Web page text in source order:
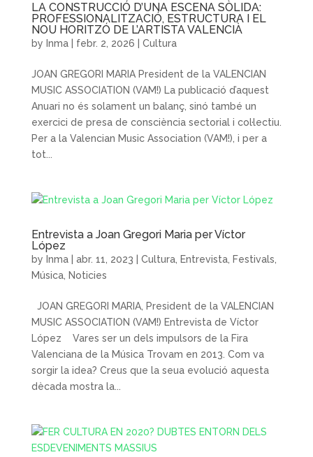
LA CONSTRUCCIÓ D’UNA ESCENA SÒLIDA:
PROFESSIONALITZACIÓ, ESTRUCTURA I EL
NOU HORITZÓ DE L’ARTISTA VALENCIÀ
by Inma| febr. 2, 2026 Cultura
JOAN GREGORI MARIA President de la VALENCIAN
MUSIC ASSOCIATION (VAM!) La publicació d’aquest
Anuari no és solament un balanç, sinó també un
exercici de presa de consciència sectorial i col·lectiu.
Per a la Valencian Music Association (VAM!), i per a
tot...
Entrevista a Joan Gregori Maria per Víctor
López
by Inma| abr. 11, 2023 Cultura, Entrevista, Festivals
Música, Noticies
JOAN GREGORI MARIA, President de la VALENCIAN
MUSIC ASSOCIATION (VAM!) Entrevista de Víctor
López Vares ser un dels impulsors de la Fira
Valenciana de la Música Trovam en 2013. Com va
sorgir la idea? Creus que la seua evolució aquesta
dècada mostra la...